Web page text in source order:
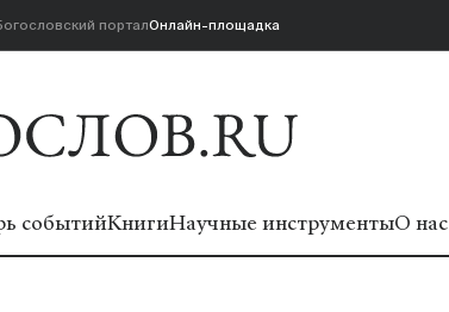
порталОнлайн-площадка
событийКнигиНаучные инструментыО нас